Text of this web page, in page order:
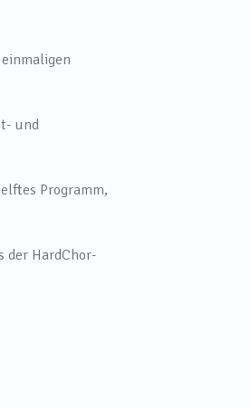
und
Programm,
der HardChor-